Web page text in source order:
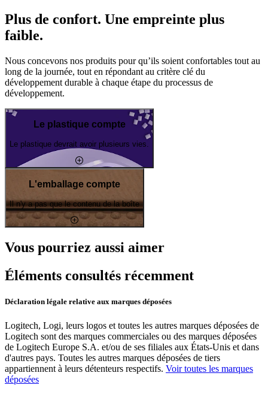
Plus de confort. Une empreinte plus
faible.
Nous concevons nos produits pour qu’ils soient confortables tout au
long de la journée, tout en répondant au critère clé du
développement durable à chaque étape du processus de
développement.
Le plastique compte
Le plastique devrait avoir plusieurs vies.
L'emballage compte
Il n'y a pas que le contenu de la boîte
Vous pourriez aussi aimer
Éléments consultés récemment
Déclaration légale relative aux marques déposées
Logitech, Logi, leurs logos et toutes les autres marques déposées de
Logitech sont des marques commerciales ou des marques déposées
de Logitech Europe S.A. et/ou de ses filiales aux États-Unis et dans
d'autres pays. Toutes les autres marques déposées de tiers
appartiennent à leurs détenteurs respectifs. Voir toutes les marques
déposées